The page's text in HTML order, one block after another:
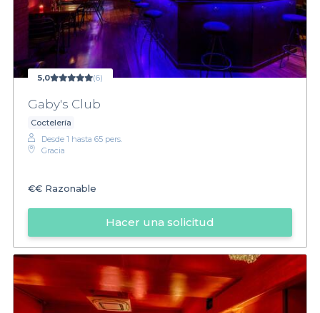
5,0 (6)
Gaby's Club
Coctelería
Desde 1 hasta 65 pers.
Gracia
€€ Razonable
Hacer una solicitud